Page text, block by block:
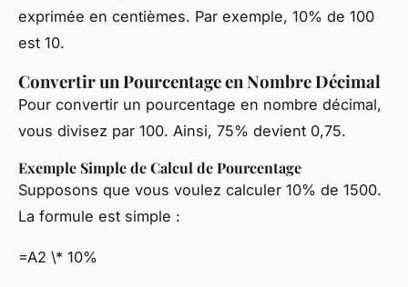
exprimée en centièmes. Par exemple, 10% de 100
est 10.
Convertir un Pourcentage en Nombre Décimal
Pour convertir un pourcentage en nombre décimal,
vous divisez par 100. Ainsi, 75% devient 0,75.
Exemple Simple de Calcul de Pourcentage
Supposons que vous voulez calculer 10% de 1500.
La formule est simple :
=A2 \* 10%